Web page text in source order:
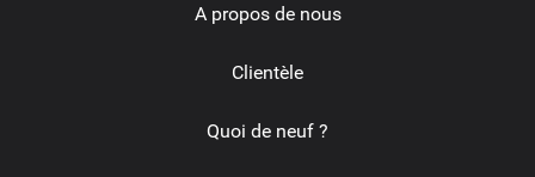
A propos de nous
Clientèle
Quoi de neuf ?